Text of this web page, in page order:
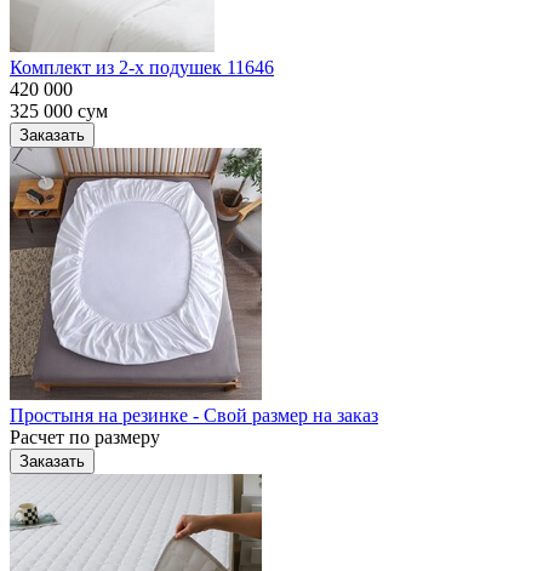
Комплект из 2-х подушек 11646
420 000
325 000 сум
Заказать
Простыня на резинке - Свой размер на заказ
Расчет по размеру
Заказать